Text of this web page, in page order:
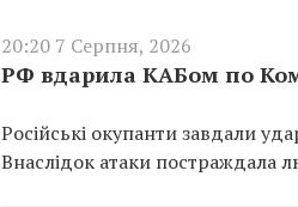
20:20 7 Серпня, 2026
РФ вдарила КАБом по
Російські окупанти завдали
Внаслідок атаки постраждала